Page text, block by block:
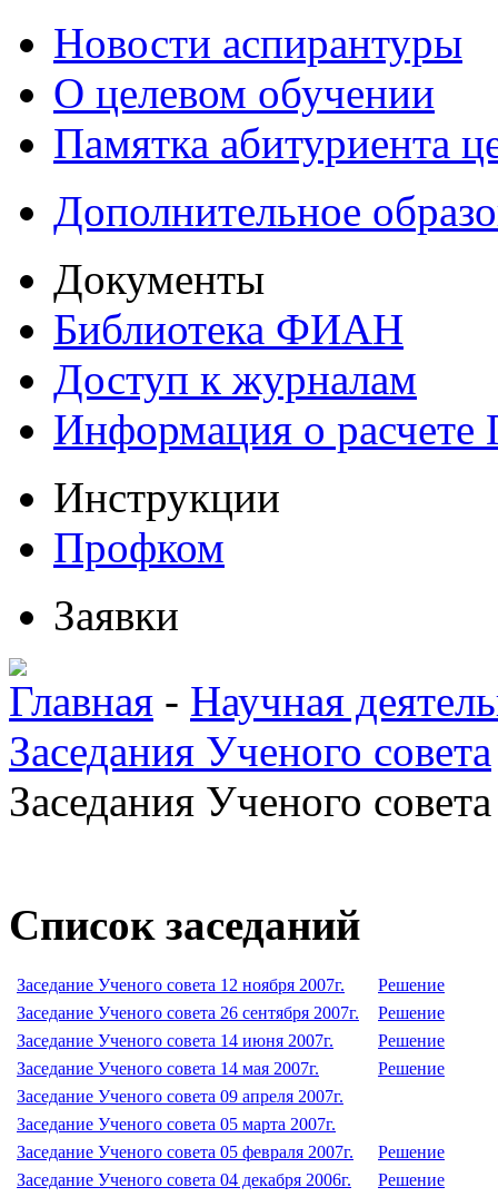
Новости аспирантуры
О целевом обучении
Памятка абитуриента
Дополнительное
Документы
Библиотека ФИАН
Доступ к журналам
Информация о
Инструкции
Профком
Заявки
Главная - Научная
Заседания Ученого совета
Заседания Ученого
Список заседаний
Заседание Ученого совета 12 ноября 2007г.
Решение
Заседание Ученого совета 26 сентября 2007г.
Решение
Заседание Ученого совета 14 июня 2007г.
Решение
Заседание Ученого совета 14 мая 2007г.
Решение
Заседание Ученого совета 09 апреля 2007г.
Заседание Ученого совета 05 марта 2007г.
Заседание Ученого совета 05 февраля 2007г.
Решение
Заседание Ученого совета 04 декабря 2006г.
Решение